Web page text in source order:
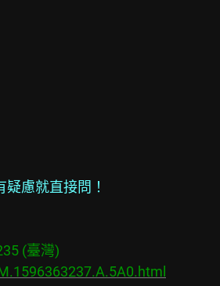
慮就直接問！
(臺灣)